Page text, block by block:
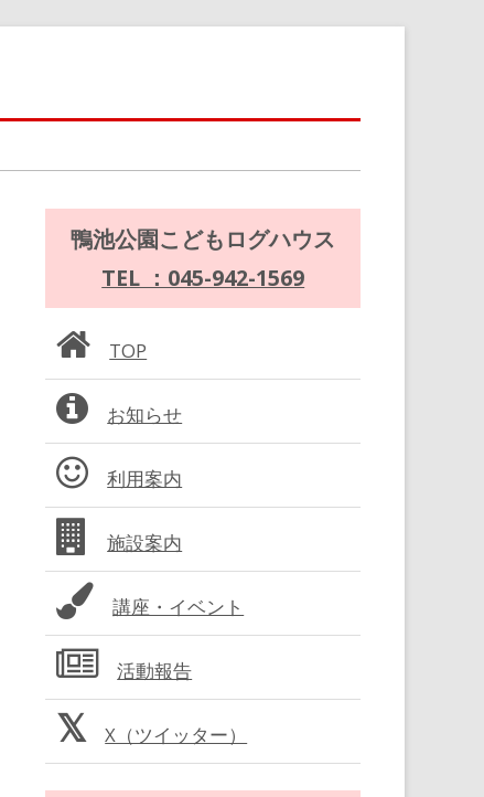
メ
ン
サ
イ
ド
バ
ー
鴨池公園こどもログハウス
TEL ：045-942-1569
TOP
お知らせ
利用案内
施設案内
講座・イベント
活動報告
X（ツイッター）